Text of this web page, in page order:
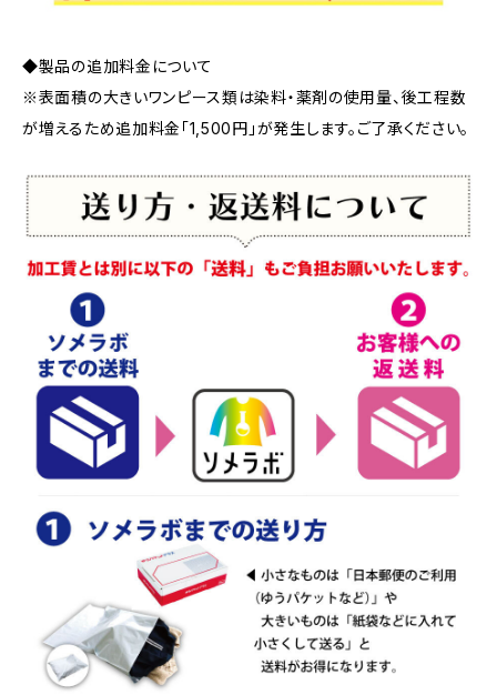
◆製品の追加料金について
※表面積の大きいワンピース類は染料・薬剤の使用量、後工程数
が増えるため追加料金「1,500円」が発生します。ご了承ください。